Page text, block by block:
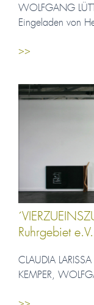
WOLFGANG
Eingeladen von
>>
Ruhrgebiet
CLAUDIA
KEMPER,